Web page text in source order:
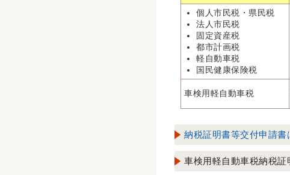
個人市民税・県民税
法人市民税
固定資産税
都市計画税
軽自動車税
国民健康保険税
車検用軽自動車税
納税証明書等交付申請書
車検用軽自動車税納税証